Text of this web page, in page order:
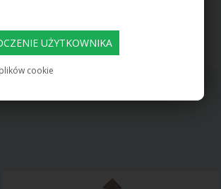
cookie
614,00
460,00 PLN